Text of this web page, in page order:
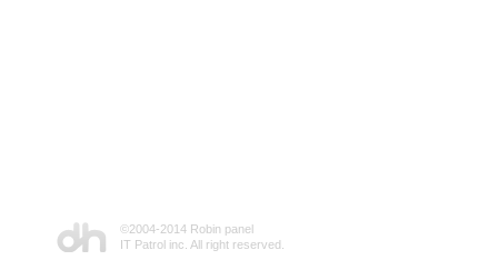
©2004-2014 Robin panel
IT Patrol inc. All right reserved.